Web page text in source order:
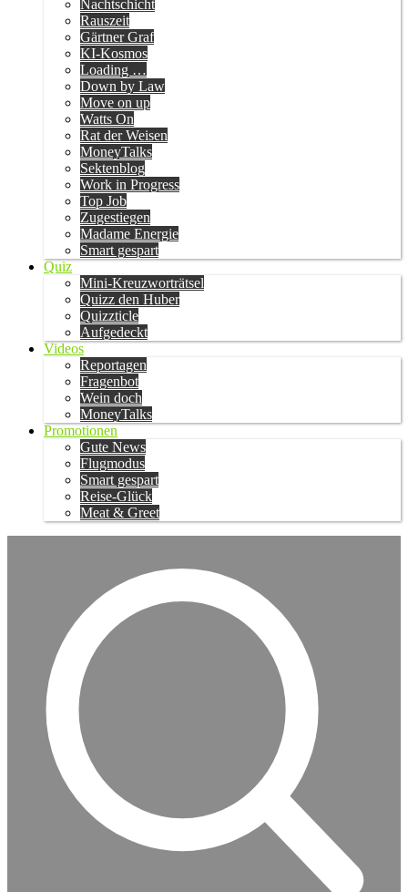
Nachtschicht
Rauszeit
Gärtner Graf
KI-Kosmos
Loading …
Down by Law
Move on up
Watts On
Rat der Weisen
MoneyTalks
Sektenblog
Work in Progress
Top Job
Zugestiegen
Madame Energie
Smart gespart
Quiz
Mini-Kreuzworträtsel
Quizz den Huber
Quizzticle
Aufgedeckt
Videos
Reportagen
Fragenbot
Wein doch
MoneyTalks
Promotionen
Gute News
Flugmodus
Smart gespart
Reise-Glück
Meat & Greet